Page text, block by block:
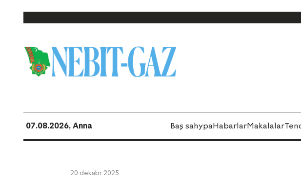
07.08.2026, Anna Baş sahypaHabarlarMakalalar
20 dekabr 2025